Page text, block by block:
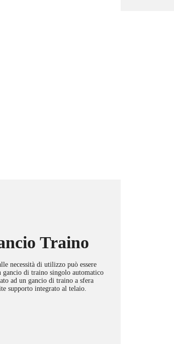
Traino
necessità di utilizzo può essere
gancio di traino singolo automatico
ad un gancio di traino a sfera
supporto integrato al telaio.